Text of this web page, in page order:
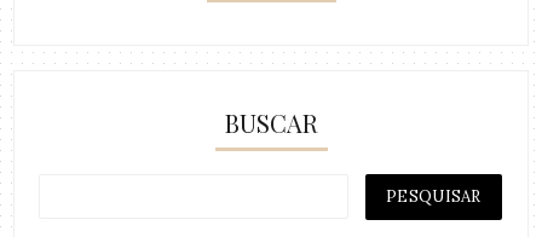
BUSCAR